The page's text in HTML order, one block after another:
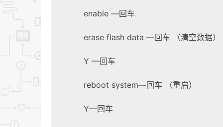
enable —回车
erase flash data —回车 （清空数据）
Y —回车
reboot system—回车 （重启）
Y—回车